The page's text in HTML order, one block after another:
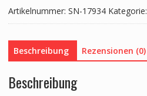
Artikelnummer: SN-17934 Kategorie:
Beschreibung Rezensionen (0)
Beschreibung